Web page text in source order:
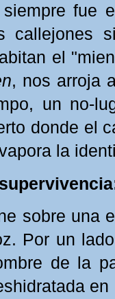
siempre fue
callejones
el
, nos arroja
un no-
donde el
la
sobre una
Por un
de la